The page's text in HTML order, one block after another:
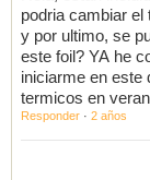
podria cambiar el
y por ultimo, se
este foil? YA he comprado el kit y estoy ansioso de probarlo e
iniciarme en este
termicos en
Responder· 2 años